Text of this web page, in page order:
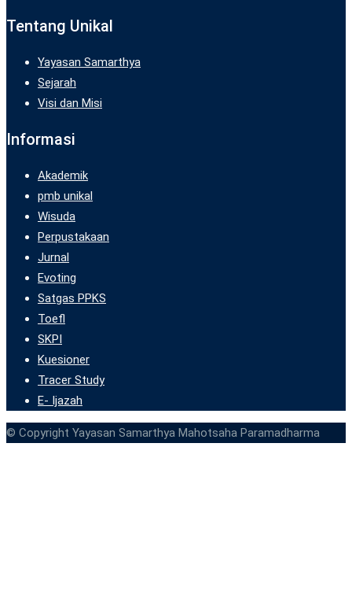
Tentang Unikal
Yayasan Samarthya
Sejarah
Visi dan Misi
Informasi
Akademik
pmb unikal
Wisuda
Perpustakaan
Jurnal
Evoting
Satgas PPKS
Toefl
SKPI
Kuesioner
Tracer Study
E- Ijazah
© Copyright Yayasan Samarthya Mahotsaha Paramadharma